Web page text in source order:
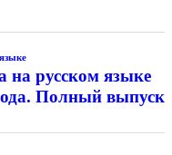
на русском языке
Полный выпуск